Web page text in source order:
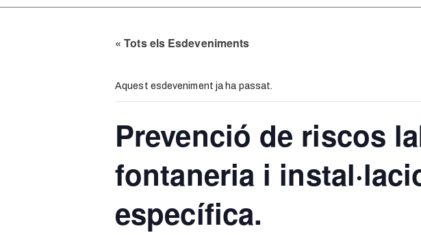
« Tots els Esdeveniments
Aquest esdeveniment ja ha passat.
Prevenció de riscos
fontaneria i
específica.